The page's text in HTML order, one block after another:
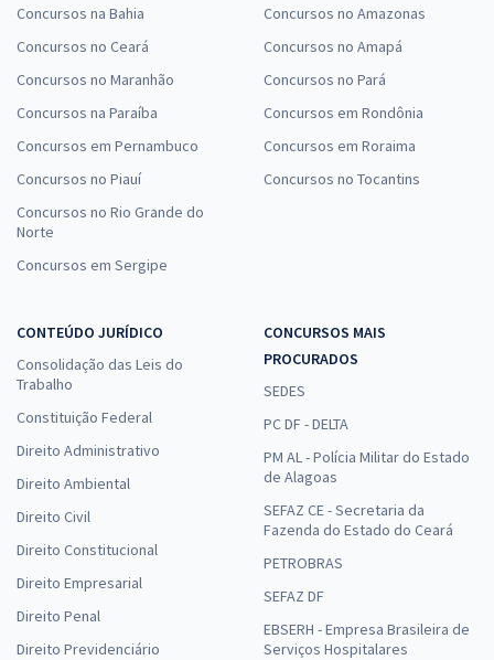
Concursos na Bahia
Concursos no Ceará
Concursos no Maranhão
Concursos na Paraíba
Concursos em Pernambuco
Concursos no Piauí
Concursos no Rio Grande do
Norte
Concursos em Sergipe
Concursos no Amazonas
Concursos no Amapá
Concursos no Pará
Concursos em Rondônia
Concursos em Roraima
Concursos no Tocantins
CONTEÚDO JURÍDICO
Consolidação das Leis do
Trabalho
Constituição Federal
Direito Administrativo
Direito Ambiental
Direito Civil
Direito Constitucional
Direito Empresarial
Direito Penal
Direito Previdenciário
CONCURSOS MAIS
PROCURADOS
SEDES
PC DF - DELTA
PM AL - Polícia Militar do Estado
de Alagoas
SEFAZ CE - Secretaria da
Fazenda do Estado do Ceará
PETROBRAS
SEFAZ DF
EBSERH - Empresa Brasileira de
Serviços Hospitalares